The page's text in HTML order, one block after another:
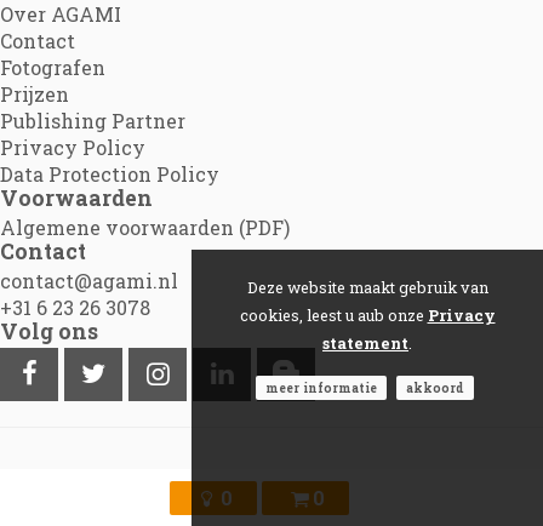
0 0
Over AGAMI
Contact
Fotografen
Prijzen
Publishing Partner
Privacy Policy
Data Protection Policy
Voorwaarden
Algemene voorwaarden (PDF)
Contact
contact@agami.nl
+31 6 23 26 3078
Volg ons
Agami.nl|Powered by Picture Pack
Deze website maakt gebruik van
cookies, leest u aub onze Privacy
statement
meer informatie akkoord